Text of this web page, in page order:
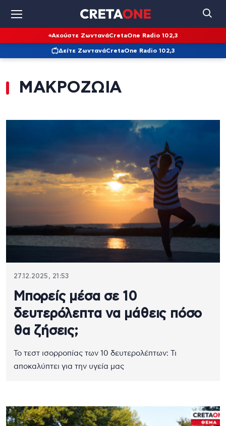
Ακούστε ΖωντανάCretaOne Radio 102,3
Δείτε ΖωντανάCretaOne Radio 102,3
ΜΑΚΡΟΖΩΙΑ
27.12.2025, 21:53
Μπορείς μέσα σε 10
δευτερόλεπτα να μάθεις πόσο
θα ζήσεις;
Το τεστ ισορροπίας των 10 δευτερολέπτων: Τι
αποκαλύπτει για την υγεία μας